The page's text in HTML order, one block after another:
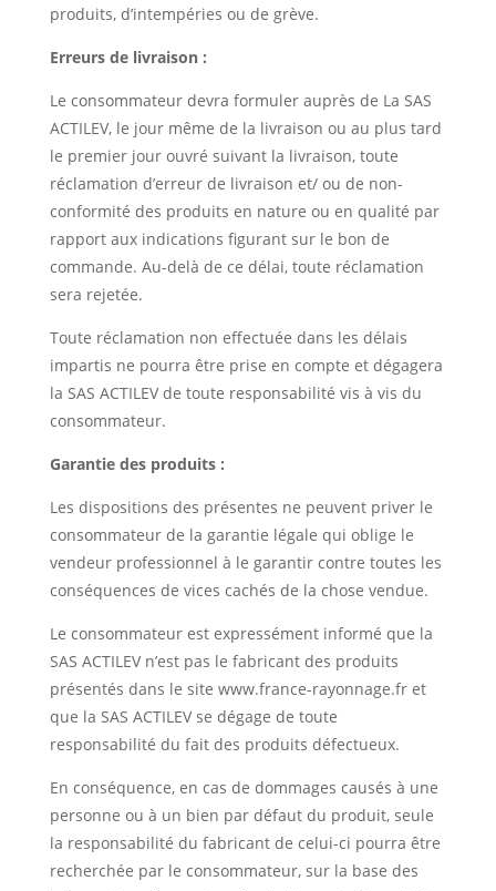
produits, d’intempéries ou de grève.
Erreurs de livraison :
Le consommateur devra formuler auprès de La SAS
ACTILEV, le jour même de la livraison ou au plus tard
le premier jour ouvré suivant la livraison, toute
réclamation d’erreur de livraison et/ ou de non-
conformité des produits en nature ou en qualité par
rapport aux indications figurant sur le bon de
commande. Au-delà de ce délai, toute réclamation
sera rejetée.
Toute réclamation non effectuée dans les délais
impartis ne pourra être prise en compte et dégagera
la SAS ACTILEV de toute responsabilité vis à vis du
consommateur.
Garantie des produits :
Les dispositions des présentes ne peuvent priver le
consommateur de la garantie légale qui oblige le
vendeur professionnel à le garantir contre toutes les
conséquences de vices cachés de la chose vendue.
Le consommateur est expressément informé que la
SAS ACTILEV n’est pas le fabricant des produits
présentés dans le site www.france-rayonnage.fr et
que la SAS ACTILEV se dégage de toute
responsabilité du fait des produits défectueux.
En conséquence, en cas de dommages causés à une
personne ou à un bien par défaut du produit, seule
la responsabilité du fabricant de celui-ci pourra être
recherchée par le consommateur, sur la base des